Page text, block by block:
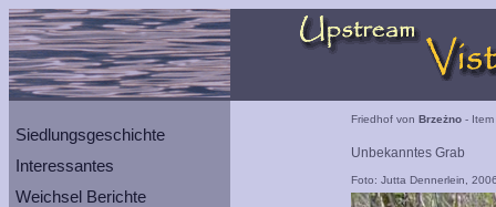
Siedlungsgeschichte
Interessantes
Weichsel Berichte
Friedhof von Brzeżno -
Unbekanntes Grab
Foto: Jutta Dennerlein,